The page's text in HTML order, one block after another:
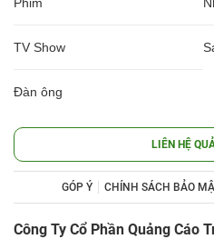
TV Show
Đàn ông
LIÊN HỆ
GÓP Ý CHÍNH SÁCH BẢO
Công Ty Cổ Phần Quảng Cáo